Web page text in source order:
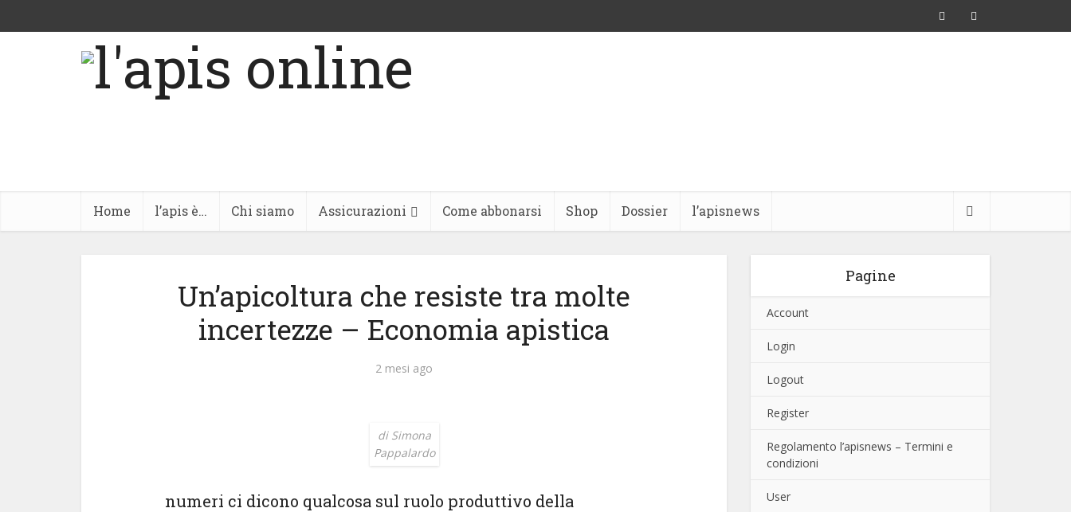
Home l’apis è… Chi siamo Assicurazioni Come abbonarsi Shop Dossier l’apisnews
Un’apicoltura che resiste tra molte
incertezze – Economia apistica
2 mesi ago
di Simona
Pappalardo
numeri ci dicono qualcosa sul ruolo produttivo della
Pagine
Account
Login
Logout
Register
Regolamento l’apisnews – Termini e
condizioni
User